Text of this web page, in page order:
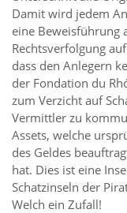
Damit wird jedem
eine Beweisführung
Rechtsverfolgung
dass den Anlegern
der Fondation du
zum Verzicht auf
Vermittler zu
Assets, welche
des Geldes
hat. Dies ist eine
Schatzinseln der
Welch ein Zufall!